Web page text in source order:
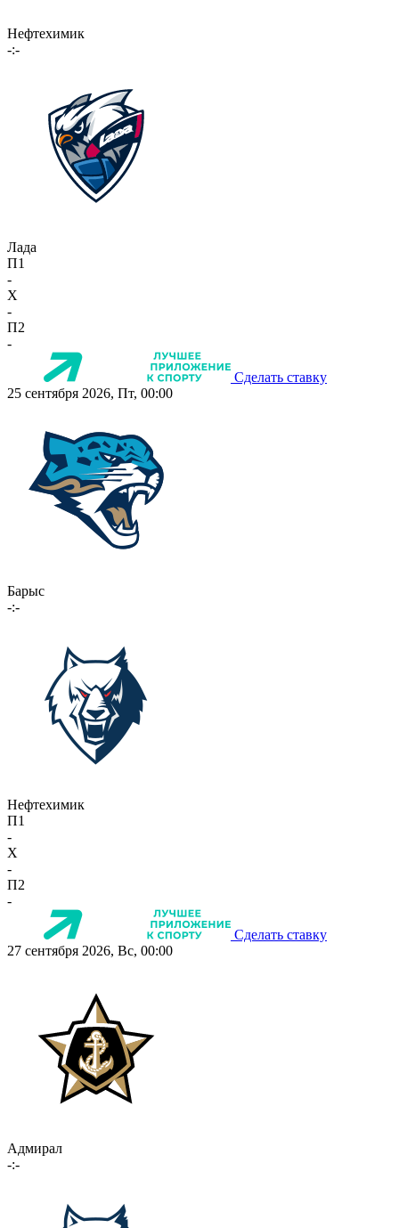
Нефтехимик
-:-
Лада
П1
-
X
-
П2
-
Сделать ставку
25 сентября 2026, Пт, 00:00
Барыс
-:-
Нефтехимик
П1
-
X
-
П2
-
Сделать ставку
27 сентября 2026, Вс, 00:00
Адмирал
-:-